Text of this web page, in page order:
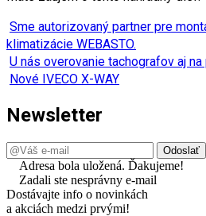
Sme autorizovaný partner pre
klimatizácie WEBASTO.
U nás overovanie tachografov aj
Nové IVECO X-WAY
Newsletter
Adresa bola uložená. Ďakujeme!
Zadali ste nesprávny e-mail
Dostávajte info o novinkách
a akciách medzi prvými!